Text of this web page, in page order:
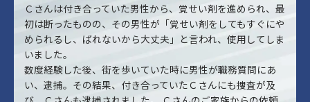
Ｃさんは付き合っていた男性から、覚せい剤を進められ、最
初は断ったものの、その男性が「覚せい剤をしてもすぐにや
められるし、ばれないから大丈夫」と言われ、使用してしま
いました。
数度経験した後、街を歩いていた時に男性が職務質問にあ
い、逮捕。その結果、付き合っていたＣさんにも捜査が及